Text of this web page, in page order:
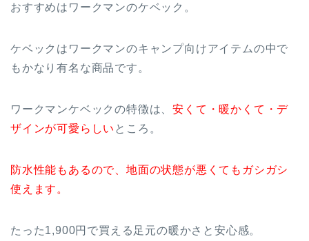
おすすめはワークマンのケベック。
ケベックはワークマンのキャンプ向けアイテムの中で
もかなり有名な商品です。
ワークマンケベックの特徴は、安くて・暖かくて・デ
ザインが可愛らしい ところ。
防水性能もあるので、地面の状態が悪くてもガシガシ
使えます。
たった1,900円で買える足元の暖かさと安心感。